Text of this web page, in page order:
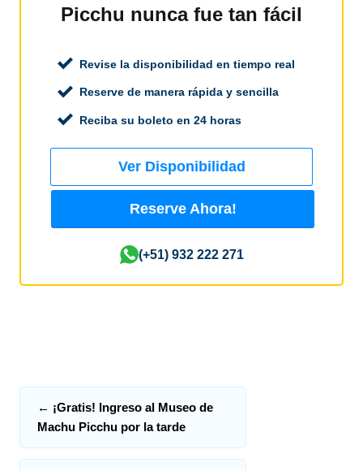
Picchu nunca fue tan fácil
Revise la disponibilidad en tiempo real
Reserve de manera rápida y sencilla
Reciba su boleto en 24 horas
Ver Disponibilidad
Reserve Ahora!
(+51) 932 222 271
← ¡Gratis! Ingreso al Museo de
Machu Picchu por la tarde